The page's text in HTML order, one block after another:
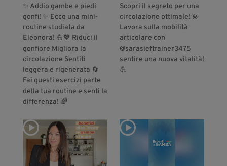
✨ Addio gambe e piedi
gonfi! ✨ Ecco una mini-
routine studiata da
Eleonora! 💪💖 Riduci il
gonfiore Migliora la
circolazione Sentiti
leggera e rigenerata 🔄
Fai questi esercizi parte
della tua routine e senti la
differenza! 🌈
Scopri il segreto per una
circolazione ottimale! 💫
Lavora sulla mobilità
articolare con
‪@sarasieftrainer3475‬
sentire una nuova vitalità!
💪